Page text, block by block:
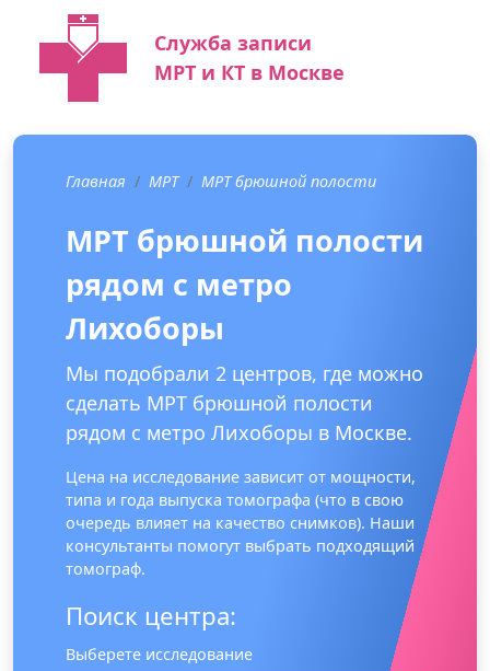
Служба записи
МРТ и КТ в Москве
Главная МРТ МРТ брюшной полости
МРТ брюшной полости
рядом с метро
Лихоборы
Мы подобрали 2 центров, где можно
сделать МРТ брюшной полости
рядом с метро Лихоборы в Москве.
Цена на исследование зависит от мощности,
типа и года выпуска томографа (что в свою
очередь влияет на качество снимков). Наши
консультанты помогут выбрать подходящий
томограф.
Поиск центра:
Выберете исследование